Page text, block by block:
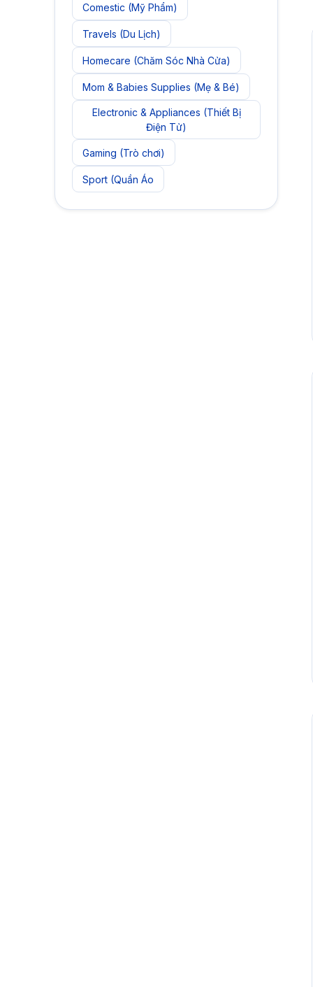
Comestic (Mỹ Phẩm)
Travels (Du Lịch)
Homecare (Chăm Sóc Nhà Cửa)
Mom & Babies Supplies (Mẹ & Bé)
Electronic & Appliances (Thiết Bị
Điện Tử)
Gaming (Trò chơi)
Sport (Quần Áo